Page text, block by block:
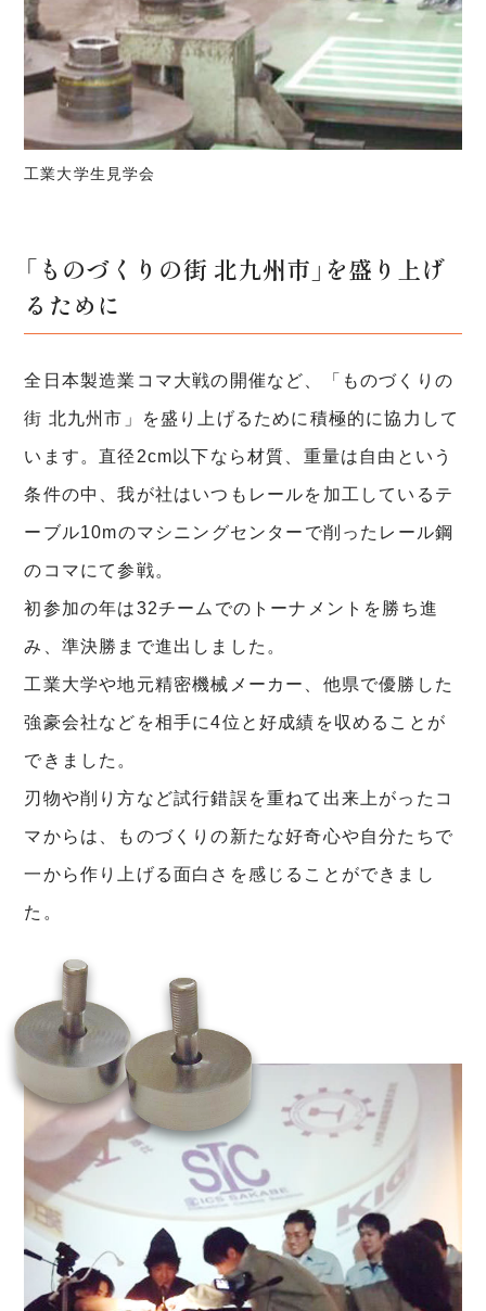
工業大学生見学会
「ものづくりの街 北九州市」を盛り上げ
るために
全日本製造業コマ大戦の開催など、「ものづくりの
街 北九州市」を盛り上げるために積極的に協力して
います。直径2cm以下なら材質、重量は自由という
条件の中、我が社はいつもレールを加工しているテ
ーブル10mのマシニングセンターで削ったレール鋼
のコマにて参戦。
初参加の年は32チームでのトーナメントを勝ち進
み、準決勝まで進出しました。
工業大学や地元精密機械メーカー、他県で優勝した
強豪会社などを相手に4位と好成績を収めることが
できました。
刃物や削り方など試行錯誤を重ねて出来上がったコ
マからは、ものづくりの新たな好奇心や自分たちで
一から作り上げる面白さを感じることができまし
た。